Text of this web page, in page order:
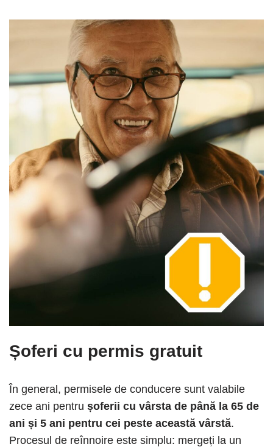
Șoferi cu permis gratuit
În general, permisele de conducere sunt valabile
zece ani pentru șoferii cu vârsta de până la 65 de
ani și 5 ani pentru cei peste această vârstă.
Procesul de reînnoire este simplu: mergeți la un